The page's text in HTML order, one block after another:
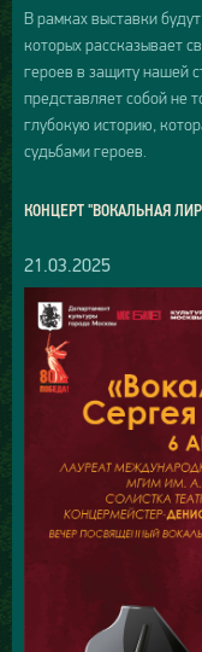
В рамках выставки
которых рассказывает
героев в защиту нашей
представляет собой не
глубокую историю,
судьбами героев.
КОНЦЕРТ "ВОКАЛЬНАЯ
21.03.2025